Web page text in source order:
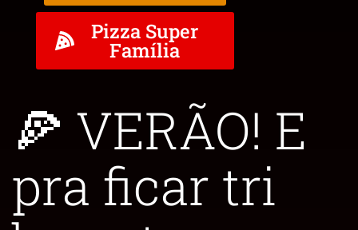
Pizza Super
Família
🍕 VERÃO! E
pra ficar tri